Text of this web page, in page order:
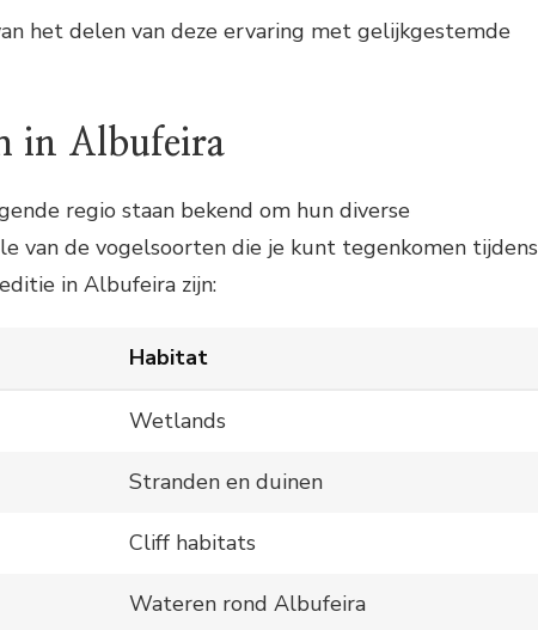
het delen van deze ervaring met gelijkgestemde
in Albufeira
regio staan bekend om hun diverse
van de vogelsoorten die je kunt tegenkomen tijdens
in Albufeira zijn:
Habitat
Wetlands
Stranden en duinen
Cliff habitats
Wateren rond Albufeira